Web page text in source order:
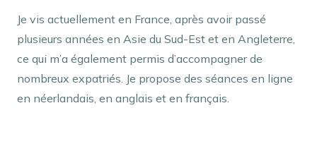
Je vis actuellement en France, après avoir passé
plusieurs années en Asie du Sud-Est et en Angleterre,
ce qui m’a également permis d’accompagner de
nombreux expatriés. Je propose des séances en ligne
en néerlandais, en anglais et en français.